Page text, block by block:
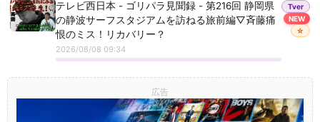
カンテレ - ウラマヨ！ - 8月8日は“8祭り”！お得なサービ
ス大放出
テレビ西日本 - ゴリパラ見聞録 - 第216回 静岡県
の静波サーフスタジアムを訪ねる旅前編▽斉藤痛
恨のミス！リカバリー？
2026/08/08 09:34
Tver
NEW
☆
広告